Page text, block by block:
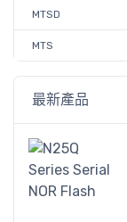
MTSD
MTS
最新產品